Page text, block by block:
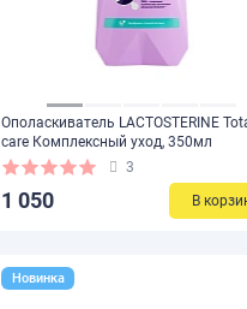
Ополаскиватель LACTOSTERINE
care Комплексный уход, 350мл
3
1 050 В
Новинка